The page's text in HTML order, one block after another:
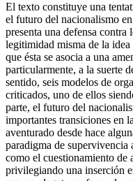
El texto constituye una
el futuro del nacionalismo
presenta una defensa contra
legitimidad misma de la
que ésta se asocia a una
particularmente, a la suerte
sentido, seis modelos de
criticados, uno de ellos
parte, el futuro del
importantes transiciones en
aventurado desde hace
paradigma de supervivencia
como el cuestionamiento de
privilegiando una inserción